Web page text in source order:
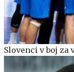
Slovenci v boj